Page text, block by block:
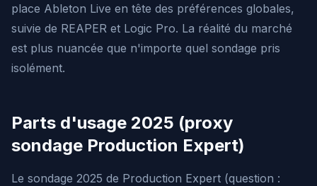
place Ableton Live en tête des préférences globales,
suivie de REAPER et Logic Pro. La réalité du marché
est plus nuancée que n'importe quel sondage pris
isolément.
Parts d'usage 2025 (proxy
sondage Production Expert)
Le sondage 2025 de Production Expert (question :